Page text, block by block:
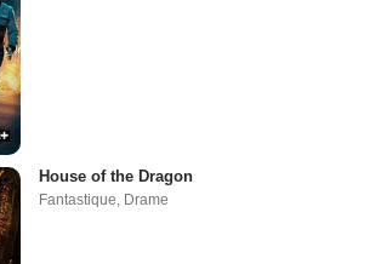
House of the Dragon
Fantastique, Drame